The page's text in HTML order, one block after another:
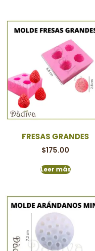
FRESAS GRANDES
$175.00
Leer más